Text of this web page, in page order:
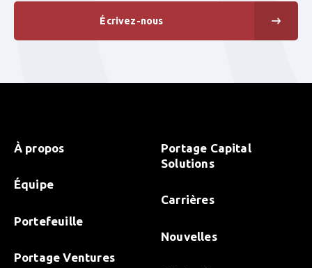
Écrivez-nous
À propos
Équipe
Portefeuille
Portage Ventures
Portage Capital
Solutions
Carrières
Nouvelles